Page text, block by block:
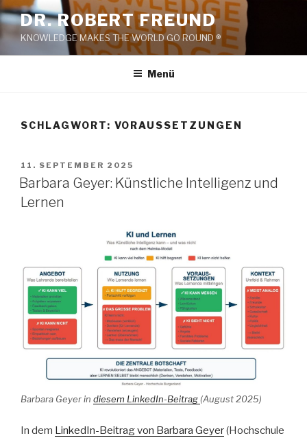
Zum
Inhalt
springen
DR. ROBERT FREUND
KNOWLEDGE MAKES THE WORLD GO ROUND ®
Menü
SCHLAGWORT: VORAUSSETZUNGEN
VERÖFFENTLICHT
AM
11. SEPTEMBER 2025
Barbara Geyer: Künstliche Intelligenz und
Lernen
Barbara Geyer in diesem LinkedIn-Beitrag (August 2025)
In dem LinkedIn-Beitrag von Barbara Geyer(Hochschule